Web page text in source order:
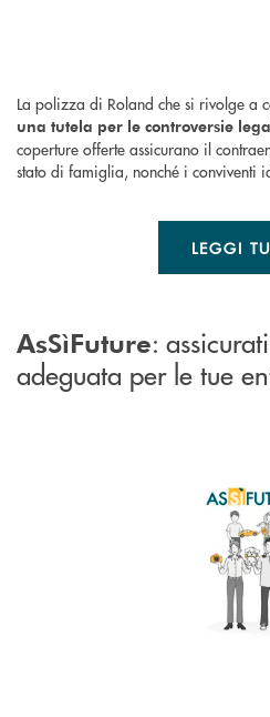
La polizza di Roland che si rivolge a
una tutela per le controversie
coperture offerte assicurano il
stato di famiglia, nonché i conviventi
LEGGI
AsSìFuture:
adeguata per le tue